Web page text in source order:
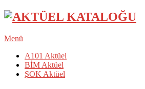
Menü
A101 Aktüel
BİM Aktüel
ŞOK Aktüel